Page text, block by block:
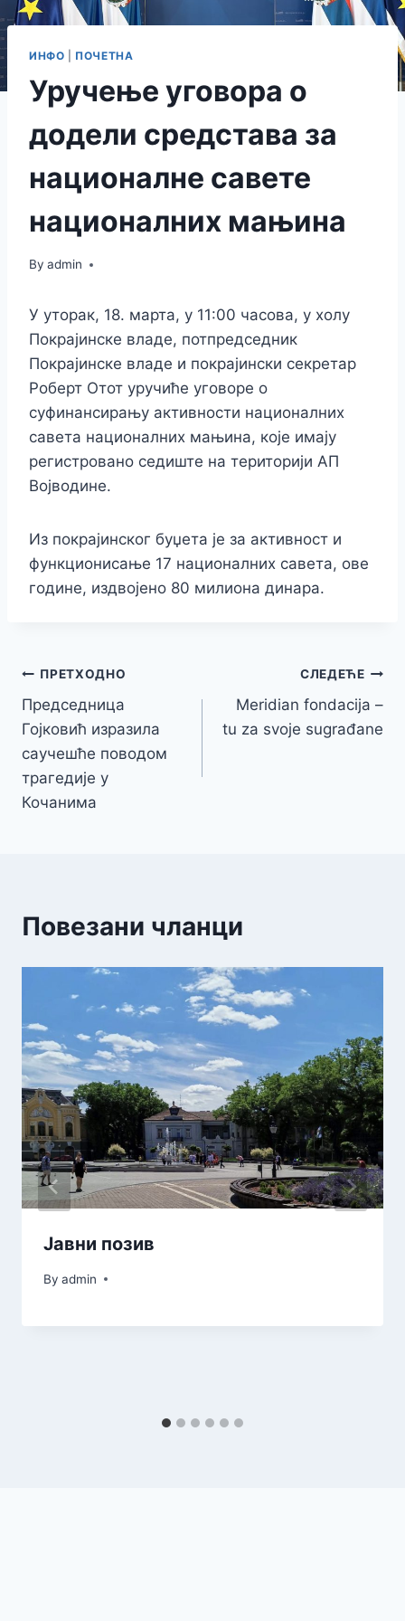
ИНФО ПОЧЕТНА
Уручење уговора о
додели средстава за
националне савете
националних мањина
By admin
У уторак, 18. марта, у 11:00 часова, у холу
Покрајинске владе, потпредседник
Покрајинске владе и покрајински секретар
Роберт Отот уручиће уговоре о
суфинансирању активности националних
савета националних мањина, које имају
регистровано седиште на територији АП
Војводине.
Из покрајинског буџета је за активност и
функционисање 17 националних савета, ове
године, издвојено 80 милиона динара.
Кретање
чланка
ПРЕТХОДНО
Председница
Гојковић изразила
саучешће поводом
трагедије у
Кочанима
СЛЕДЕЋЕ
Meridian fondacija –
tu za svoje sugrađane
Повезани чланци
Јавни позив
By admin